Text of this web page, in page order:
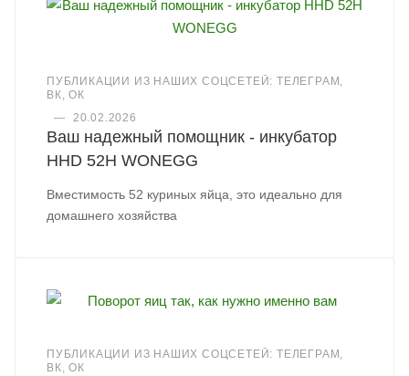
ПУБЛИКАЦИИ ИЗ НАШИХ СОЦСЕТЕЙ: ТЕЛЕГРАМ,
ВК, ОК
—
20.02.2026
Ваш надежный помощник - инкубатор
HHD 52H WONEGG
Вместимость 52 куриных яйца, это идеально для
домашнего хозяйства
ПУБЛИКАЦИИ ИЗ НАШИХ СОЦСЕТЕЙ: ТЕЛЕГРАМ,
ВК, ОК